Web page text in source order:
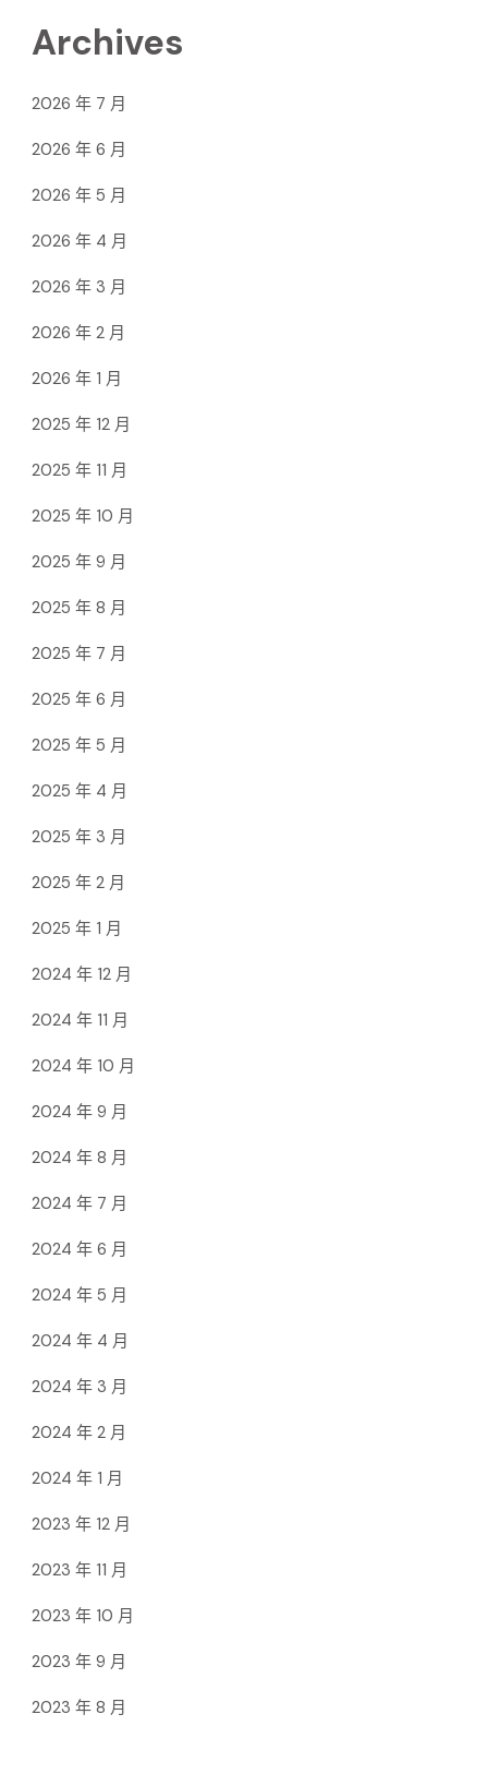
Archives
2026 年 7 月
2026 年 6 月
2026 年 5 月
2026 年 4 月
2026 年 3 月
2026 年 2 月
2026 年 1 月
2025 年 12 月
2025 年 11 月
2025 年 10 月
2025 年 9 月
2025 年 8 月
2025 年 7 月
2025 年 6 月
2025 年 5 月
2025 年 4 月
2025 年 3 月
2025 年 2 月
2025 年 1 月
2024 年 12 月
2024 年 11 月
2024 年 10 月
2024 年 9 月
2024 年 8 月
2024 年 7 月
2024 年 6 月
2024 年 5 月
2024 年 4 月
2024 年 3 月
2024 年 2 月
2024 年 1 月
2023 年 12 月
2023 年 11 月
2023 年 10 月
2023 年 9 月
2023 年 8 月